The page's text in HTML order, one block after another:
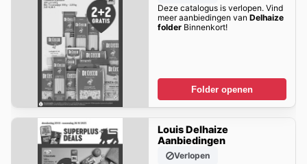
Deze catalogus is verlopen. Vind
meer aanbiedingen van Delhaize
folderBinnenkort!
Folder openen
Louis Delhaize
Aanbiedingen
Verlopen